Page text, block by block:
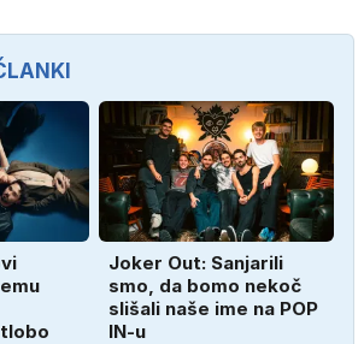
Joker Out: Sanjarili
smo, da bomo nekoč
slišali naše ime na POP
IN-u